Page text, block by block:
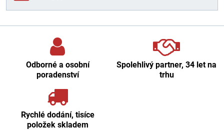
Odborné a osobní
poradenství
Spolehlivý partner, 34 let na
trhu
Rychlé dodání, tisíce
položek skladem